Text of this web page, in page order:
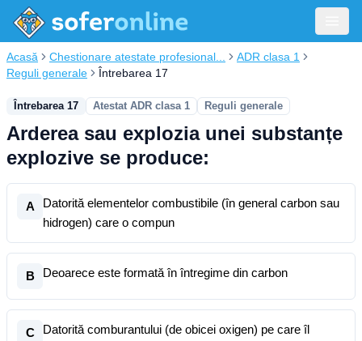
Acasă Chestionare atestate profesional...
ADR clasa 1
Reguli generale
Întrebarea 17
Întrebarea 17 Atestat ADR clasa 1 Reguli generale
Arderea sau explozia unei substanțe
explozive se produce:
A
Datorită elementelor combustibile (în general carbon sau
hidrogen) care o compun
B Deoarece este formată în întregime din carbon
C
Datorită comburantului (de obicei oxigen) pe care îl